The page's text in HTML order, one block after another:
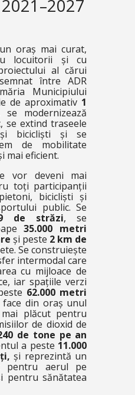
oraș mai curat,
locuitorii și cu
al cărui
între ADR
Municipiului
de aproximativ 1
se modernizează
se extind traseele
bicicliști și se
de mobilitate
mai eficient.
vor deveni mai
toți participanții
bicicliști și
public. Se
de străzi, se
35.000 metri
și peste 2 km de
Se construiește
intermodal care
cu mijloace de
iar spațiile verzi
62.000 metri
din oraș unul
plăcut pentru
de dioxid de
de tone pe an
a peste 11.000
și reprezintă un
pentru aerul pe
pentru sănătatea